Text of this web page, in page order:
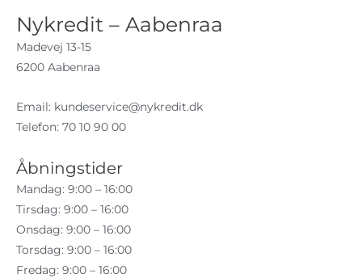
Nykredit – Aabenraa
Madevej 13-15
6200 Aabenraa
Email: kundeservice@nykredit.dk
Telefon: 70 10 90 00
Åbningstider
Mandag: 9:00 – 16:00
Tirsdag: 9:00 – 16:00
Onsdag: 9:00 – 16:00
Torsdag: 9:00 – 16:00
Fredag: 9:00 – 16:00